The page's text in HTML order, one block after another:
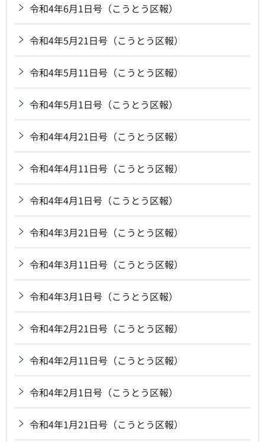
令和4年6月1日号（こうとう区報）
令和4年5月21日号（こうとう区報）
令和4年5月11日号（こうとう区報）
令和4年5月1日号（こうとう区報）
令和4年4月21日号（こうとう区報）
令和4年4月11日号（こうとう区報）
令和4年4月1日号（こうとう区報）
令和4年3月21日号（こうとう区報）
令和4年3月11日号（こうとう区報）
令和4年3月1日号（こうとう区報）
令和4年2月21日号（こうとう区報）
令和4年2月11日号（こうとう区報）
令和4年2月1日号（こうとう区報）
令和4年1月21日号（こうとう区報）